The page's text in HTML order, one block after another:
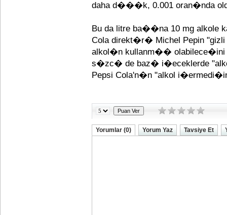
daha d���k, 0.001 oran�nda
Bu da litre ba��na 10 mg alkole
Cola direkt�r� Michel Pepin
alkol�n kullanm�� olabilece�ini
s�zc� de baz� i�eceklerde
Pepsi Cola'n�n "alkol
Yorumlar (0) Yorum Yaz Tavsiye Et